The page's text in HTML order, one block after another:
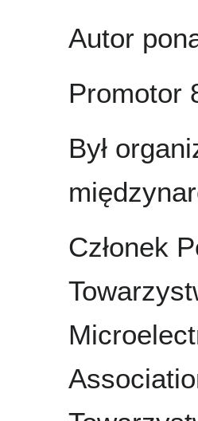
Autor
Promotor
Był
Członek